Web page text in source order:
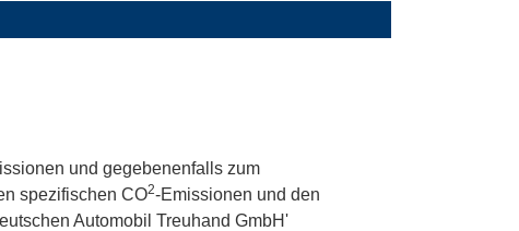
und gegebenenfalls zum
spezifischen CO2-Emissionen und den
Automobil Treuhand GmbH'